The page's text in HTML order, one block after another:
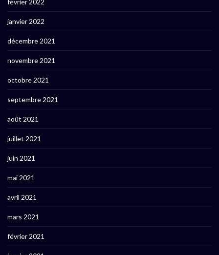
février 2022
janvier 2022
décembre 2021
novembre 2021
octobre 2021
septembre 2021
août 2021
juillet 2021
juin 2021
mai 2021
avril 2021
mars 2021
février 2021